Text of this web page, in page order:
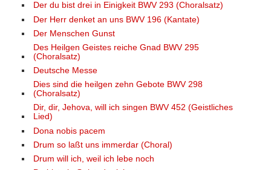
Der du bist drei in Einigkeit BWV 293 (Choralsatz)
Der Herr denket an uns BWV 196 (Kantate)
Der Menschen Gunst
Des Heilgen Geistes reiche Gnad BWV 295
(Choralsatz)
Deutsche Messe
Dies sind die heilgen zehn Gebote BWV 298
(Choralsatz)
Dir, dir, Jehova, will ich singen BWV 452 (Geistliches
Lied)
Dona nobis pacem
Drum so laßt uns immerdar (Choral)
Drum will ich, weil ich lebe noch